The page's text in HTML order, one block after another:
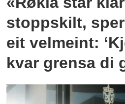
stoppskilt,
eit velmeint:
kvar grensa di